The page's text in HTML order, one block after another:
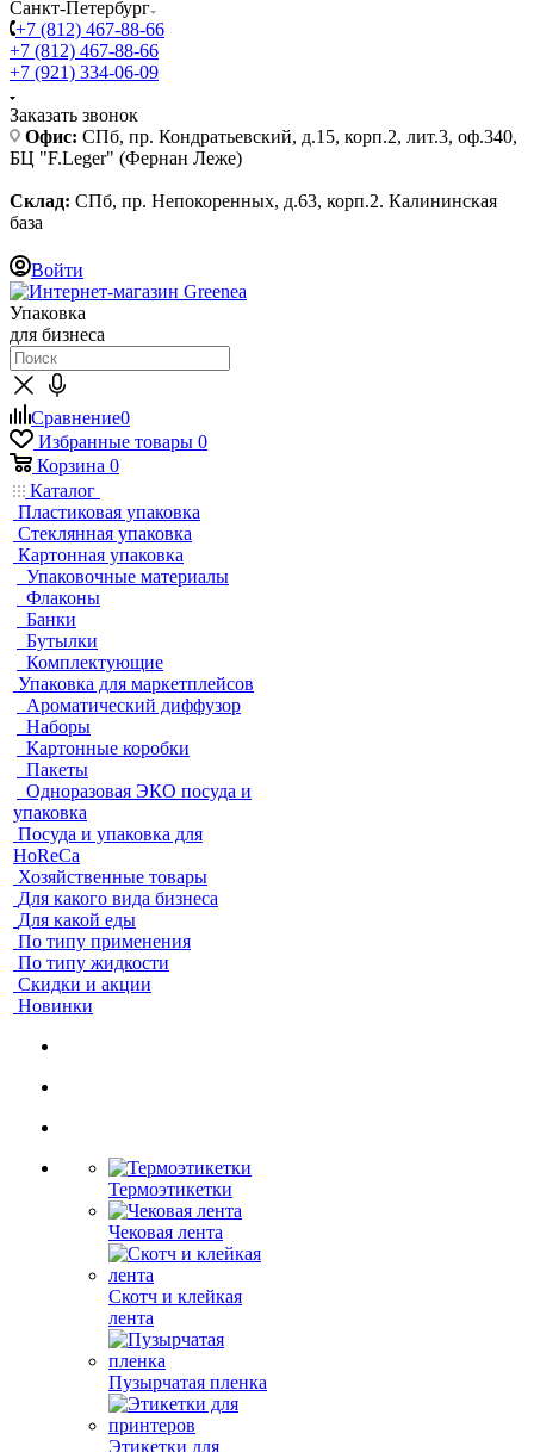
Санкт-Петербург
+7 (812) 467-88-66
+7 (812) 467-88-66
+7 (921) 334-06-09
Заказать звонок
Офис: СПб, пр. Кондратьевский, д.15, корп.2, лит.3, оф.340,
БЦ "F.Leger" (Фернан Леже)
Склад: СПб, пр. Непокоренных, д.63, корп.2. Калининская
база
Войти
Упаковка
для бизнеса
Сравнение0
Избранные товары 0
Корзина 0
Каталог
Пластиковая упаковка
Стеклянная упаковка
Картонная упаковка
Упаковочные материалы
Флаконы
Банки
Бутылки
Комплектующие
Упаковка для маркетплейсов
Ароматический диффузор
Наборы
Картонные коробки
Пакеты
Одноразовая ЭКО посуда и
упаковка
Посуда и упаковка для
HoReCa
Хозяйственные товары
Для какого вида бизнеса
Для какой еды
По типу применения
По типу жидкости
Скидки и акции
Новинки
Термоэтикетки
Чековая лента
Скотч и клейкая
лента
Пузырчатая пленка
Этикетки для